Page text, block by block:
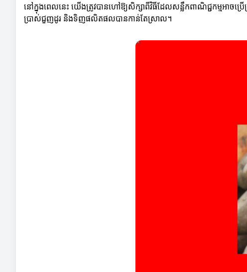
នៅក្នុងពេលនេះ យើងត្រូវបានហៅឱ្យសិក្សាពីវិធីដែលសន្លឹកពាណិជ្ជកម្មអា
ប្រាស់ជួញដូរ និងទិញផលិតផលបានកាន់តែស្រាល។